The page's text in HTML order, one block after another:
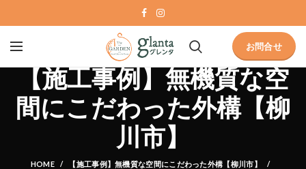
お問合せ
【施工事例】無機質な空
間にこだわった外構【柳
川市】
HOME
【施工事例】無機質な空間にこだわった外構【柳川市】